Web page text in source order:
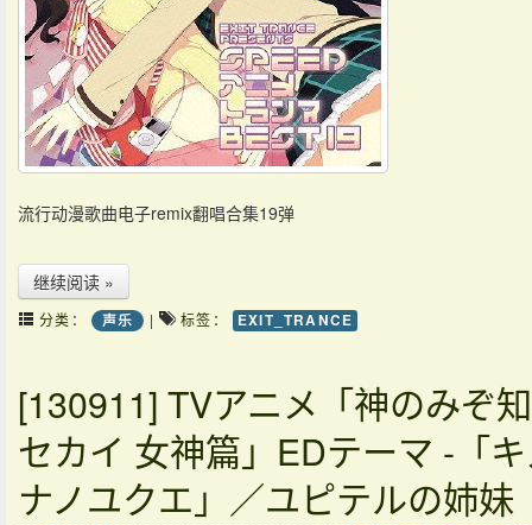
流行动漫歌曲电子remix翻唱合集19弹
继续阅读 »
分类： 声乐 | 标签： EXIT_TRANCE
[130911] TVアニメ「神のみぞ
セカイ 女神篇」EDテーマ -「
ナノユクエ」／ユピテルの姉妹